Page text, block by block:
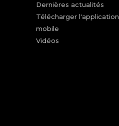
Dernières actualités
Télécharger l'application
mobile
Vidéos